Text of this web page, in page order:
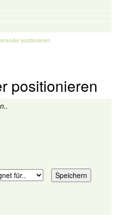
positionieren
positionieren